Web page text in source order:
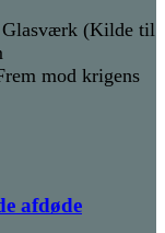
Glasværk (Kilde til
mod krigens
afdøde